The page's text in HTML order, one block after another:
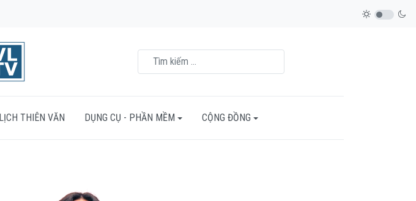
LỊCH THIÊN VĂN DỤNG CỤ - PHẦN MỀM CỘNG ĐỒNG